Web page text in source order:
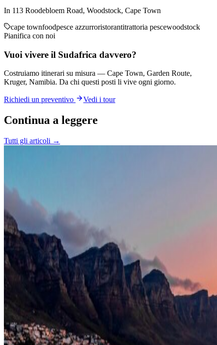
In 113 Roodebloem Road, Woodstock, Cape Town
cape townfoodpesce azzurroristorantitrattoria pescewoodstock
Pianifica con noi
Vuoi vivere il Sudafrica davvero?
Costruiamo itinerari su misura — Cape Town, Garden Route,
Kruger, Namibia. Da chi questi posti li vive ogni giorno.
Richiedi un preventivo Vedi i tour
Continua a leggere
Tutti gli articoli →